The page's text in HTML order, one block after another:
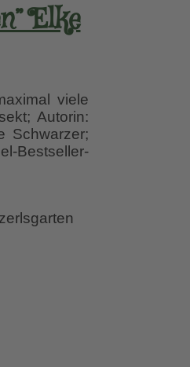
Elke
viele
Autorin:
Schwarzer;
Bestseller-